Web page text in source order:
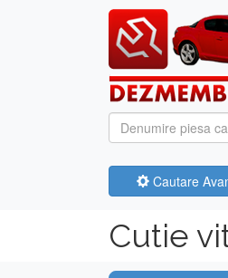
Cautare
Cutie